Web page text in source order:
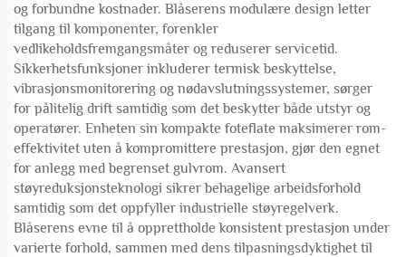
og forbundne kostnader. Blåserens modulære design letter
tilgang til komponenter, forenkler
vedlikeholdsfremgangsmåter og reduserer servicetid.
Sikkerhetsfunksjoner inkluderer termisk beskyttelse,
vibrasjonsmonitorering og nødavslutningssystemer, sørger
for pålitelig drift samtidig som det beskytter både utstyr og
operatører. Enheten sin kompakte foteflate maksimerer rom-
effektivitet uten å kompromittere prestasjon, gjør den egnet
for anlegg med begrenset gulvrom. Avansert
støyreduksjonsteknologi sikrer behagelige arbeidsforhold
samtidig som det oppfyller industrielle støyregelverk.
Blåserens evne til å opprettholde konsistent prestasjon under
varierte forhold, sammen med dens tilpasningsdyktighet til